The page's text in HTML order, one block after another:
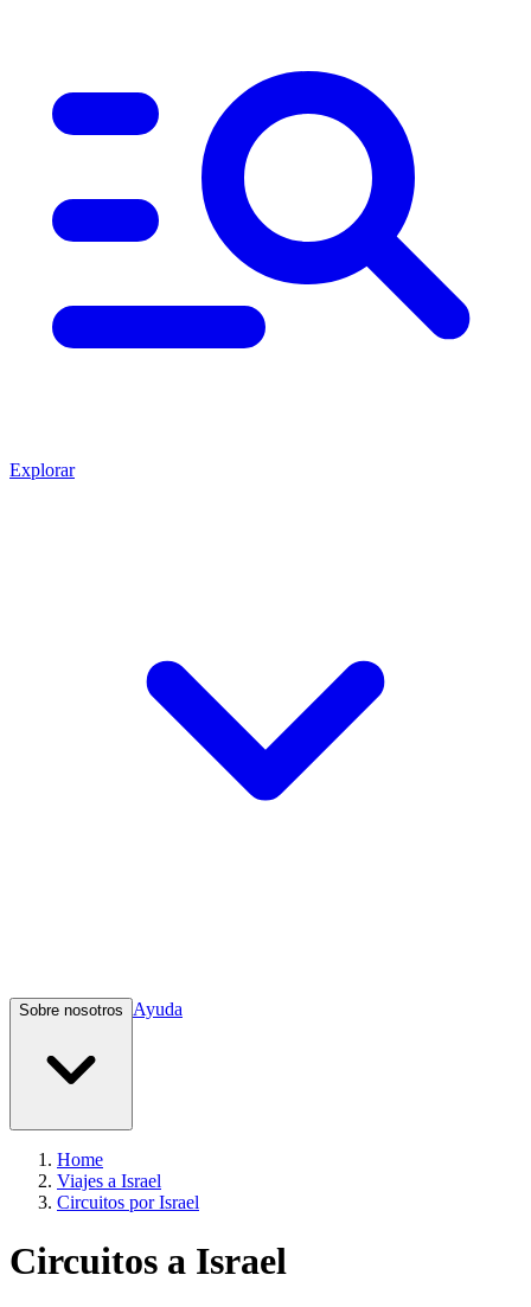
Explorar
Sobre nosotros Ayuda
Home
Viajes a Israel
Circuitos por Israel
Circuitos a Israel